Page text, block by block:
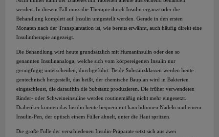
werden. In diesem Fall muss die Therapie durch Insulin ergänzt oder die
Behandlung komplett auf Insulin umgestellt werden. Gerade in den ersten
Monaten nach der Transplantation ist, wie bereits erwähnt, auch häufig direkt eine
Insulintherapie angezeigt.
Die Behandlung wird heute grundsätzlich mit Humaninsulin oder den so
genannten Insulinanaloga, welche sich vom körpereigenen Insulin nur
geringfügig unterscheiden, durchgeführt. Beide Substanzklassen werden heute
gentechnisch hergestellt, das heißt, der chemische Bauplan wird in Bakterien
eingeschleust, die daraufhin die Substanz produzieren. Die früher verwendeten
Rinder- oder Schweineinsuline werden routinemäßig nicht mehr eingesetzt.
Diabetiker können das Insulin heute bequem mit hauchdünnen Nadeln und einem
Insulin-Pen, der optisch einem Füller ähnelt, unter die Haut spritzen.
Die große Fülle der verschiedenen Insulin-Präparate setzt sich aus zwei